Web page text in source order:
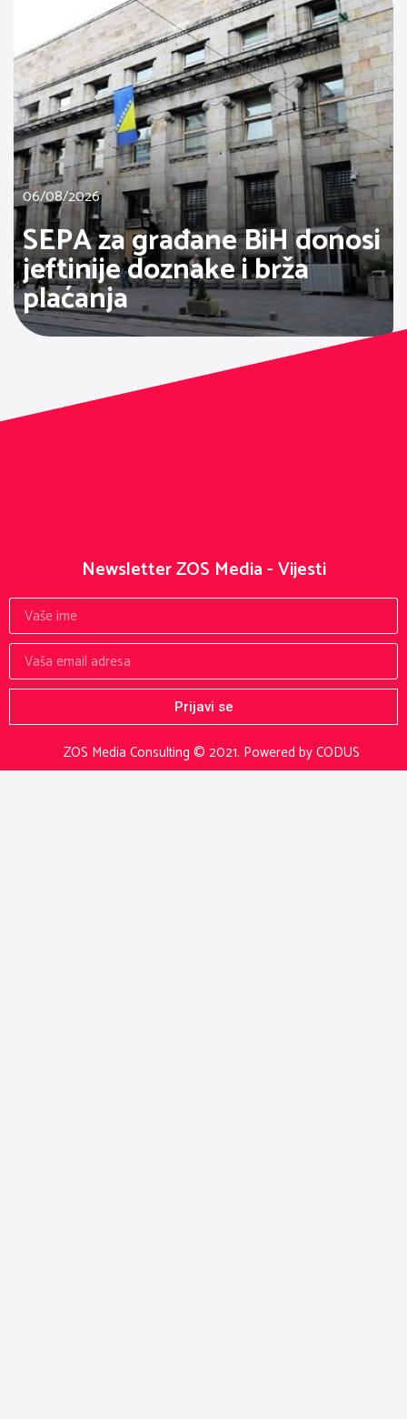
06/08/2026
SEPA za građane BiH donosi
jeftinije doznake i brža
plaćanja
ZOS Media Consulting © 2021. Powered by CODUS
Newsletter ZOS Media - Vijesti
Prijavi se